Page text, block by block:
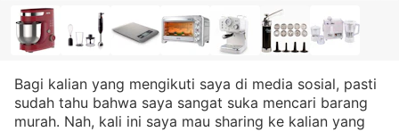
Bagi kalian yang mengikuti saya di media sosial, pasti
sudah tahu bahwa saya sangat suka mencari barang
murah. Nah, kali ini saya mau sharing ke kalian yang